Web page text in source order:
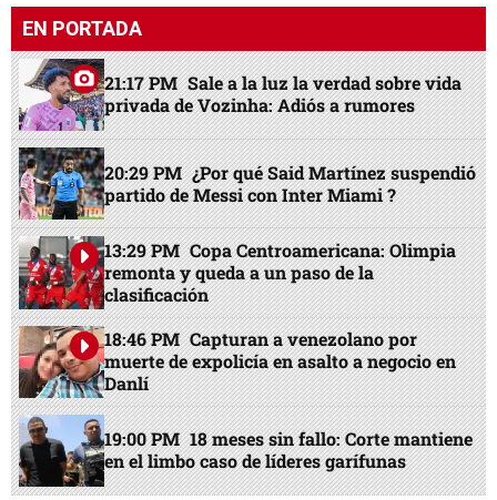
EN PORTADA
21:17 PM Sale a la luz la verdad sobre vida
privada de Vozinha: Adiós a rumores
20:29 PM ¿Por qué Said Martínez suspendió
partido de Messi con Inter Miami ?
13:29 PM Copa Centroamericana: Olimpia
remonta y queda a un paso de la
clasificación
18:46 PM Capturan a venezolano por
muerte de expolicía en asalto a negocio en
Danlí
19:00 PM 18 meses sin fallo: Corte mantiene
en el limbo caso de líderes garífunas